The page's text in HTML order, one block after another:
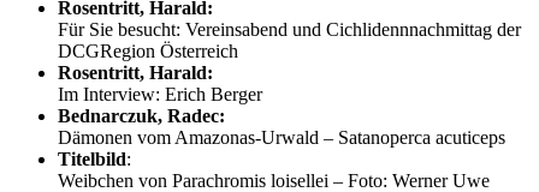
Rosentritt, Harald:
Für Sie besucht: Vereinsabend und Cichlidennnachmittag der
DCGRegion Österreich
Rosentritt, Harald:
Im Interview: Erich Berger
Bednarczuk, Radec:
Dämonen vom Amazonas-Urwald – Satanoperca acuticeps
Titelbild:
Weibchen von Parachromis loisellei – Foto: Werner Uwe